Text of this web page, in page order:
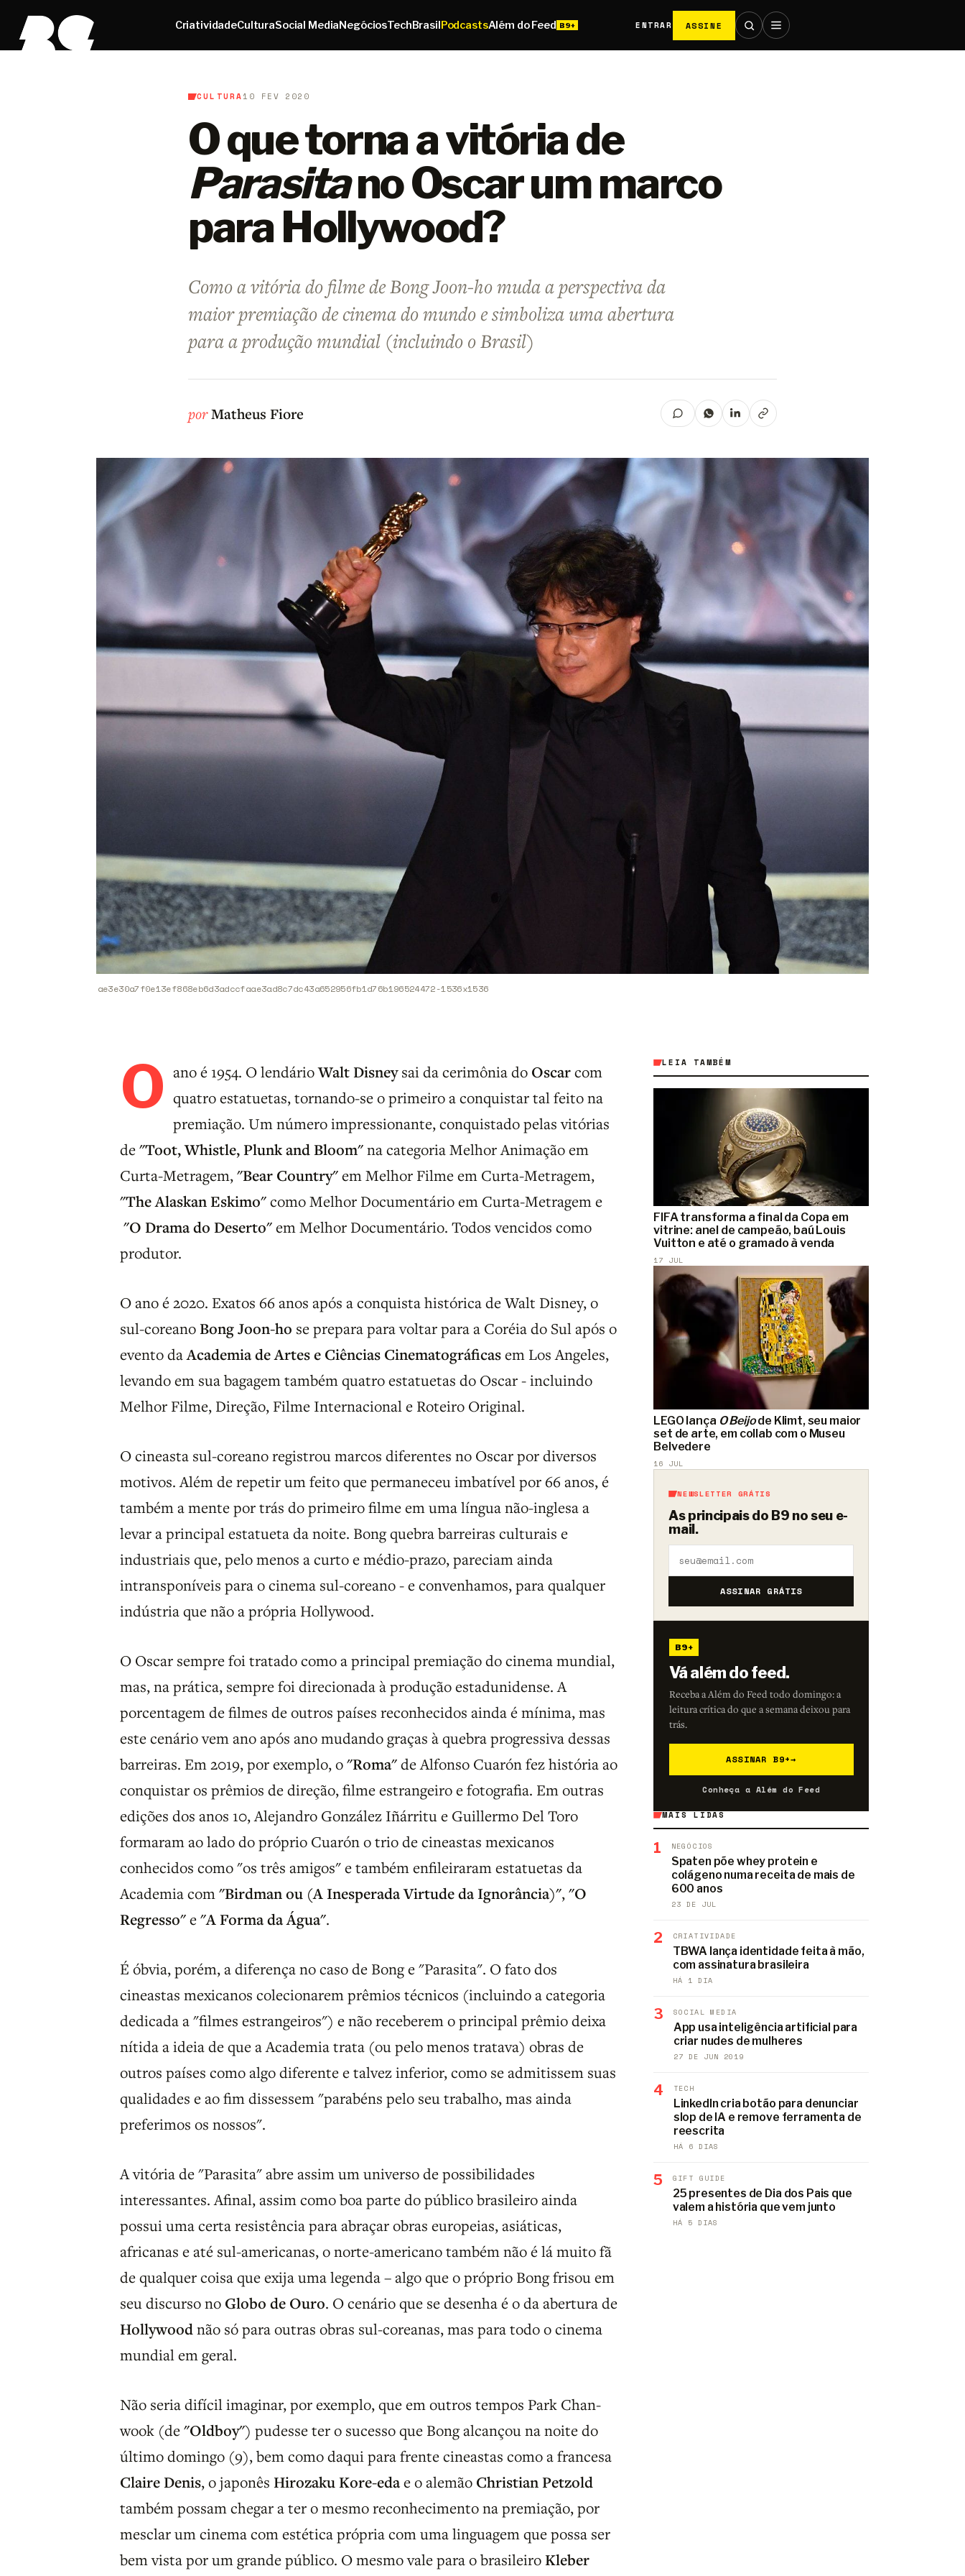
CriatividadeCulturaSocial MediaNegóciosTechBrasilPodcastsAlém do Feed ENTRAR ASSINE
B9/Cultura
CULTURA10 FEV 2020
O que torna a vitória de
Parasitano Oscar um marco
para Hollywood?
Como a vitória do filme de Bong Joon-ho muda a perspectiva da
maior premiação de cinema do mundo e simboliza uma abertura
para a produção mundial (incluindo o Brasil)
porMatheus Fiore
ae3e30a7f0e13ef868eb6d3adccfaae3ad8c7dc43a652956fb1d76b196524472-1536x1536
O ano é 1954. O lendárioWalt Disneysai da cerimônia do Oscarcom
quatro estatuetas, tornando-se o primeiro a conquistar tal feito na
premiação. Um número impressionante, conquistado pelas vitórias
de"Toot, Whistle, Plunk and Bloom"na categoria Melhor Animação em
Curta-Metragem,"Bear Country"em Melhor Filme em Curta-Metragem,
"The Alaskan Eskimo"como Melhor Documentário em Curta-Metragem e
"O Drama do Deserto"em Melhor Documentário. Todos vencidos como
produtor.
O ano é 2020. Exatos 66 anos após a conquista histórica de Walt Disney, o
sul-coreanoBong Joon-ho se prepara para voltar para a Coréia do Sul após o
evento daAcademia de Artes e Ciências Cinematográficasem Los Angeles,
levando em sua bagagem também quatro estatuetas do Oscar - incluindo
Melhor Filme, Direção, Filme Internacional e Roteiro Original.
O cineasta sul-coreano registrou marcos diferentes no Oscar por diversos
motivos. Além de repetir um feito que permaneceu imbatível por 66 anos, é
também a mente por trás do primeiro filme em uma língua não-inglesa a
levar a principal estatueta da noite. Bong quebra barreiras culturais e
industriais que, pelo menos a curto e médio-prazo, pareciam ainda
intransponíveis para o cinema sul-coreano - e convenhamos, para qualquer
indústria que não a própria Hollywood.
O Oscar sempre foi tratado como a principal premiação do cinema mundial,
mas, na prática, sempre foi direcionada à produção estadunidense. A
porcentagem de filmes de outros países reconhecidos ainda é mínima, mas
este cenário vem ano após ano mudando graças à quebra progressiva dessas
barreiras. Em 2019, por exemplo, o"Roma"de Alfonso Cuarón fez história ao
conquistar os prêmios de direção, filme estrangeiro e fotografia. Em outras
edições dos anos 10, Alejandro González Iñárritu e Guillermo Del Toro
formaram ao lado do próprio Cuarón o trio de cineastas mexicanos
conhecidos como "os três amigos" e também enfileiraram estatuetas da
Academia com"Birdman ou (A Inesperada Virtude da Ignorância)","O
Regresso"e"A Forma da Água".
É óbvia, porém, a diferença no caso de Bong e "Parasita". O fato dos
cineastas mexicanos colecionarem prêmios técnicos (incluindo a categoria
dedicada a "filmes estrangeiros") e não receberem o principal prêmio deixa
nítida a ideia de que a Academia trata (ou pelo menos tratava) obras de
outros países como algo diferente e talvez inferior, como se admitissem suas
qualidades e ao fim dissessem "parabéns pelo seu trabalho, mas ainda
preferimos os nossos".
A vitória de "Parasita" abre assim um universo de possibilidades
interessantes. Afinal, assim como boa parte do público brasileiro ainda
possui uma certa resistência para abraçar obras europeias, asiáticas,
africanas e até sul-americanas, o norte-americano também não é lá muito fã
de qualquer coisa que exija uma legenda – algo que o próprio Bong frisou em
seu discurso no Globo de Ouro. O cenário que se desenha é o da abertura de
Hollywoodnão só para outras obras sul-coreanas, mas para todo o cinema
mundial em geral.
Não seria difícil imaginar, por exemplo, que em outros tempos Park Chan-
wook (de"Oldboy") pudesse ter o sucesso que Bong alcançou na noite do
último domingo (9), bem como daqui para frente cineastas como a francesa
Claire Denis, o japonêsHirozaku Kore-edae o alemão Christian Petzold
também possam chegar a ter o mesmo reconhecimento na premiação, por
mesclar um cinema com estética própria com uma linguagem que possa ser
bem vista por um grande público. O mesmo vale para o brasileiroKleber
LEIA TAMBÉM
FIFA transforma a final da Copa em
vitrine: anel de campeão, baú Louis
Vuitton e até o gramado à venda
17 JUL
LEGO lança O Beijode Klimt, seu maior
set de arte, em collab com o Museu
Belvedere
16 JUL
NEWSLETTER GRÁTIS
As principais do B9 no seu e-
mail.
ASSINAR GRÁTIS
B9+
Vá além do feed.
Receba a Além do Feed todo domingo: a
leitura crítica do que a semana deixou para
trás.
ASSINAR B9+→
Conheça a Além do Feed
MAIS LIDAS
1 NEGÓCIOS
Spaten põe whey protein e
colágeno numa receita de mais de
600 anos
23 DE JUL
2 CRIATIVIDADE
TBWA lança identidade feita à mão,
com assinatura brasileira
HÁ 1 DIA
3 SOCIAL MEDIA
App usa inteligência artificial para
criar nudes de mulheres
27 DE JUN 2019
4 TECH
LinkedIn cria botão para denunciar
slop de IA e remove ferramenta de
reescrita
HÁ 6 DIAS
5 GIFT GUIDE
25 presentes de Dia dos Pais que
valem a história que vem junto
HÁ 5 DIAS